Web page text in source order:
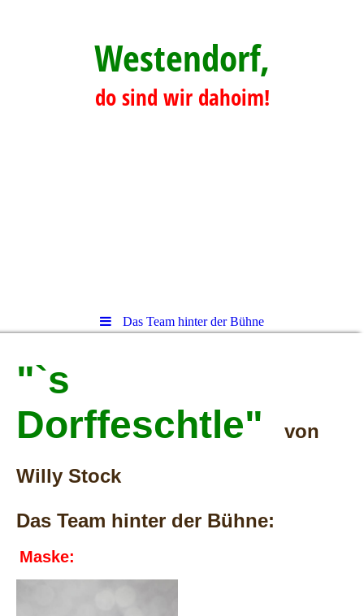
Westendorf,
do sind wir dahoim!
Das Team hinter der Bühne
"`s
Dorffeschtle"
von
Willy Stock
Das Team hinter der Bühne:
Maske: